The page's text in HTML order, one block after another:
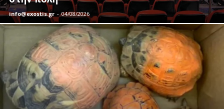
info@exostis.gr - 04/08/2026